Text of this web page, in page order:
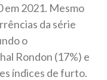
em 2021. Mesmo
da série
o
Rondon (17%) e
índices de furto.